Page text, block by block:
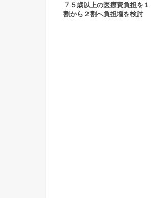
７５歳以上の医療費負担を１
割から２割へ負担増を検討